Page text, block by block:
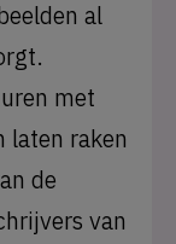
al
met
laten raken
de
van